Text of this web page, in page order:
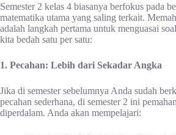
Semester 2 kelas 4 biasanya berfokus pada
matematika utama yang saling terkait.
adalah langkah pertama untuk menguasai
kita bedah satu per satu:
1. Pecahan: Lebih dari Sekadar Angka
Jika di semester sebelumnya Anda sudah
pecahan sederhana, di semester 2 ini
diperdalam. Anda akan mempelajari: